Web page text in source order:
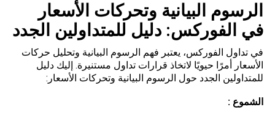
الرسوم البيانية وتحركات الأسعار
في الفوركس: دليل للمتداولين الجدد
في تداول الفوركس، يعتبر فهم الرسوم البيانية وتحليل حركات
الأسعار أمرًا حيويًا لاتخاذ قرارات تداول مستنيرة. إليك دليل
للمتداولين الجدد حول الرسوم البيانية وتحركات الأسعار:
الشموع :